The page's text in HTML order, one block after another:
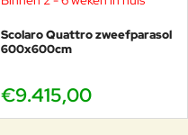
Scolaro Quattro zweefparasol
600x600cm
€9.415,00